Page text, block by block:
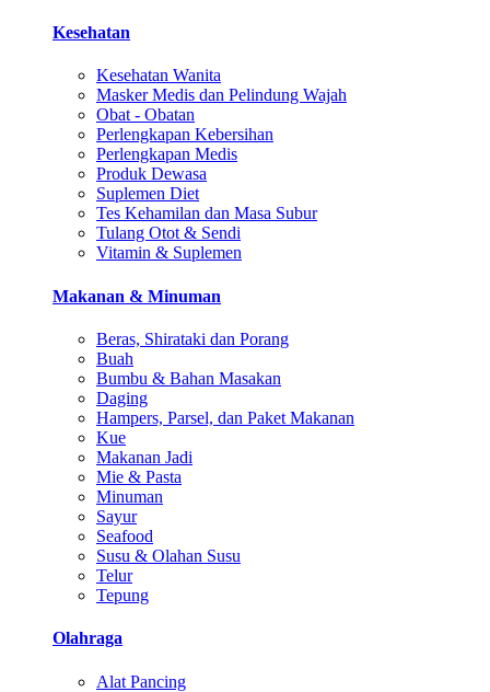
Kesehatan
Kesehatan Wanita
Masker Medis dan Pelindung Wajah
Obat - Obatan
Perlengkapan Kebersihan
Perlengkapan Medis
Produk Dewasa
Suplemen Diet
Tes Kehamilan dan Masa Subur
Tulang Otot & Sendi
Vitamin & Suplemen
Makanan & Minuman
Beras, Shirataki dan Porang
Buah
Bumbu & Bahan Masakan
Daging
Hampers, Parsel, dan Paket Makanan
Kue
Makanan Jadi
Mie & Pasta
Minuman
Sayur
Seafood
Susu & Olahan Susu
Telur
Tepung
Olahraga
Alat Pancing